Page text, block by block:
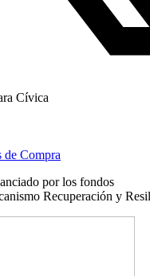
Cívica
de Compra
por los fondos
Recuperación y